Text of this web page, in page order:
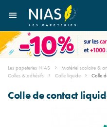
Les papeteries NIAS Matériel scolaire &
Colles & adhésifs
Colle liquide Colle
Colle de contact